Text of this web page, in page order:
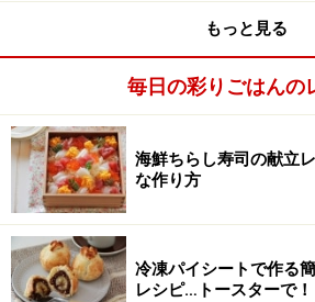
もっと見る
毎日の彩りごはんの
海鮮ちらし寿司の献立
な作り方
冷凍パイシートで作る
レシピ…トースターで！